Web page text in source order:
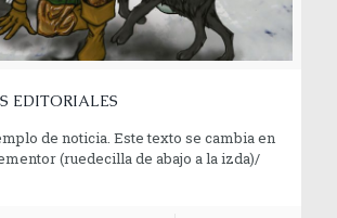
EDITORIALES
de noticia. Este texto se cambia en
(ruedecilla de abajo a la izda)/